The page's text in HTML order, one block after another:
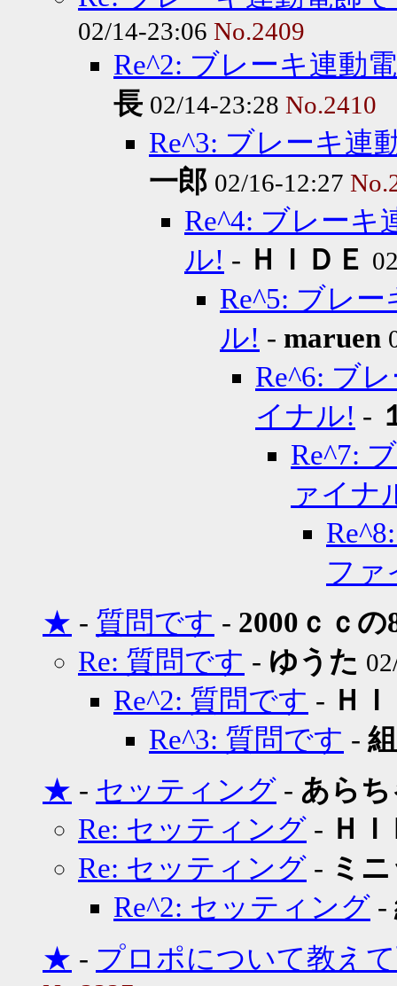
02/14-23:06 No.2409
Re^2: ブレーキ連動
長 02/14-23:28 No.2410
Re^3: ブレーキ連
一郎 02/16-12:27
Re^4: ブレーキ
ル! - ＨＩＤＥ
Re^5: ブレ
ル! - maruen
Re^6: ブ
イナル! -
Re^7:
ァイナ
ファ
★ - 質問です - 2000ｃｃの
Re: 質問です - ゆうた
Re^2: 質問です - Ｈ
Re^3: 質問です -
★ - セッティング - あら
Re: セッティング - Ｈ
Re: セッティング - ミ
Re^2: セッティング -
★ - プロポについて教え